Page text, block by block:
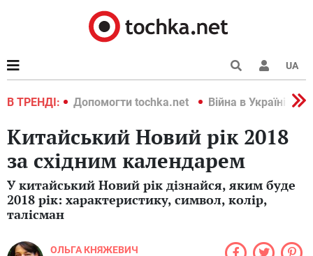
UA
В ТРЕНДІ:
2022 Допомогти tochka.net Війна в Україні 2022
Китайський Новий рік 2018
за східним календарем
У китайський Новий рік дізнайся, яким буде
2018 рік: характеристику, символ, колір,
талісман
ОЛЬГА КНЯЖЕВИЧ